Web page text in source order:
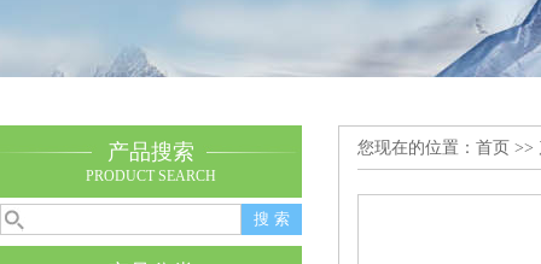
产品搜索
PRODUCT SEARCH
您现在的位置： 首页 >>